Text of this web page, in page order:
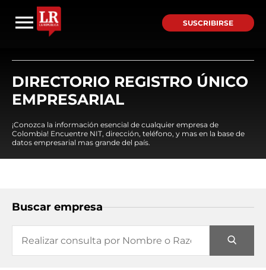
SUSCRIBIRSE
DIRECTORIO REGISTRO ÚNICO
EMPRESARIAL
¡Conozca la información esencial de cualquier empresa de
Colombia! Encuentre NIT, dirección, teléfono, y mas en la base de
datos empresarial mas grande del país.
Buscar empresa